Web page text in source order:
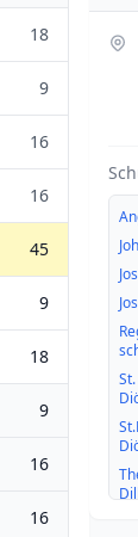
18
9
16
16
45
9
18
9
16
16